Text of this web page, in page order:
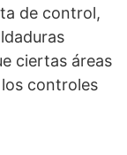
de control,
ciertas áreas
controles